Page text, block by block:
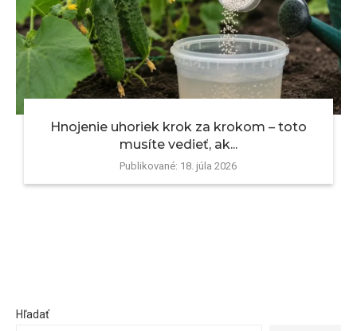
Hnojenie uhoriek krok za krokom – toto
musíte vedieť, ak...
Publikované: 18. júla 2026
Hľadať